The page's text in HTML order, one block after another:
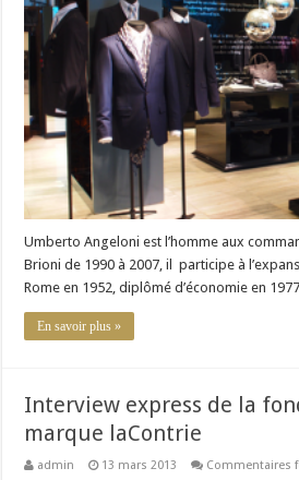
Umberto Angeloni est l’homme aux
Brioni de 1990 à 2007, il participe à
Rome en 1952, diplômé d’économie en
En savoir plus »
Interview express de la
marque laContrie
admin 13 mars 2013 Commentaires